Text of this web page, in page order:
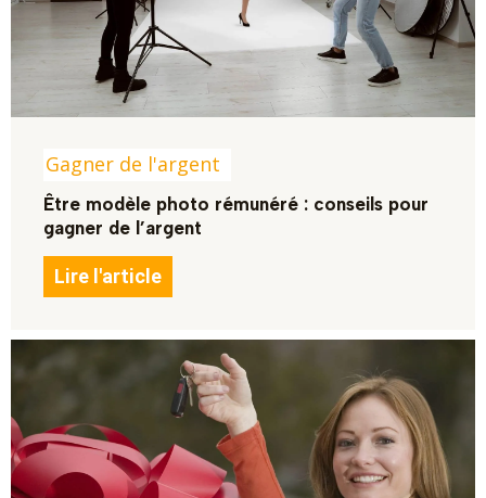
Gagner de l'argent
Être modèle photo rémunéré : conseils pour
gagner de l’argent
Lire l'article